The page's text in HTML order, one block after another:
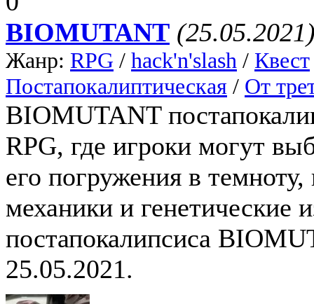
BIOMUTANT
Жанр: RPG / hack'n'slash / Квест
Постапокалиптическая / От
BIOMUTANT
RPG, где игроки могут
его погружения в
механики и генетические
постапокалипсиса
25.05.2021.